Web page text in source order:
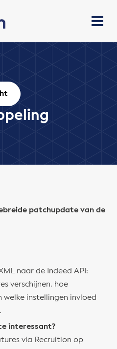
patchupdate van de
naar de Indeed API:
verschijnen, hoe
instellingen invloed
interessant?
via Recruition op